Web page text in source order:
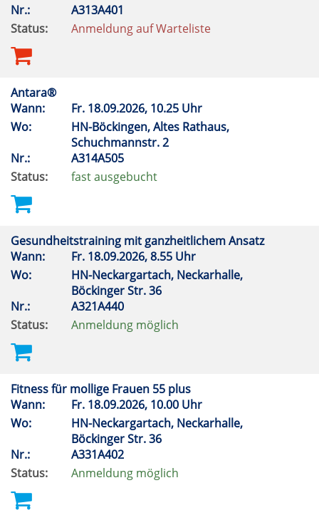
Nr.:
A313A401
Status:
Anmeldung auf Warteliste
Antara®
Wann:
Fr. 18.09.2026, 10.25 Uhr
Wo:
HN-Böckingen, Altes Rathaus,
Schuchmannstr. 2
Nr.:
A314A505
Status:
fast ausgebucht
Gesundheitstraining mit ganzheitlichem Ansatz
Wann:
Fr. 18.09.2026, 8.55 Uhr
Wo:
HN-Neckargartach, Neckarhalle,
Böckinger Str. 36
Nr.:
A321A440
Status:
Anmeldung möglich
Fitness für mollige Frauen 55 plus
Wann:
Fr. 18.09.2026, 10.00 Uhr
Wo:
HN-Neckargartach, Neckarhalle,
Böckinger Str. 36
Nr.:
A331A402
Status:
Anmeldung möglich